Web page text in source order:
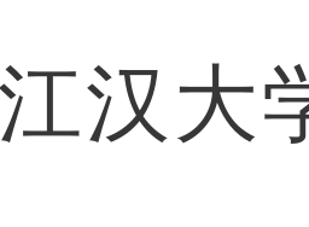
大学